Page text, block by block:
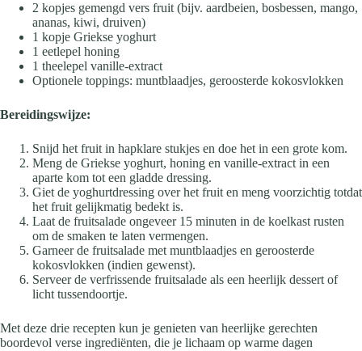
2 kopjes gemengd vers fruit (bijv. aardbeien, bosbessen, mango,
ananas, kiwi, druiven)
1 kopje Griekse yoghurt
1 eetlepel honing
1 theelepel vanille-extract
Optionele toppings: muntblaadjes, geroosterde kokosvlokken
Bereidingswijze:
Snijd het fruit in hapklare stukjes en doe het in een grote kom.
Meng de Griekse yoghurt, honing en vanille-extract in een
aparte kom tot een gladde dressing.
Giet de yoghurtdressing over het fruit en meng voorzichtig totdat
het fruit gelijkmatig bedekt is.
Laat de fruitsalade ongeveer 15 minuten in de koelkast rusten
om de smaken te laten vermengen.
Garneer de fruitsalade met muntblaadjes en geroosterde
kokosvlokken (indien gewenst).
Serveer de verfrissende fruitsalade als een heerlijk dessert of
licht tussendoortje.
Met deze drie recepten kun je genieten van heerlijke gerechten
boordevol verse ingrediënten, die je lichaam op warme dagen